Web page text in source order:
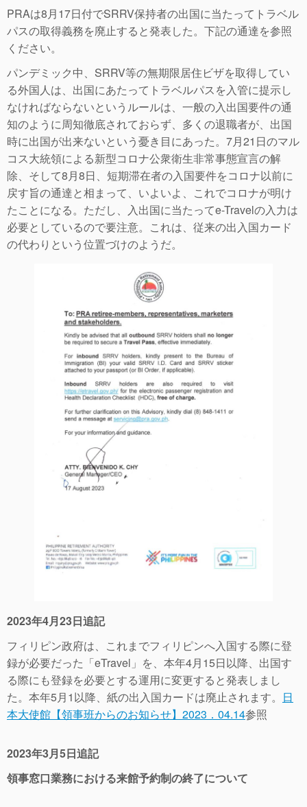
PRAは8月17日付でSRRV保持者の出国に当たってトラベル
パスの取得義務を廃止すると発表した。下記の通達を参照
ください。
パンデミック中、SRRV等の無期限居住ビザを取得してい
る外国人は、出国にあたってトラベルパスを入管に提示し
なければならないというルールは、一般の入出国要件の通
知のように周知徹底されておらず、多くの退職者が、出国
時に出国が出来ないという憂き目にあった。7月21日のマル
コス大統領による新型コロナ公衆衛生非常事態宣言の解
除、そして8月8日、短期滞在者の入国要件をコロナ以前に
戻す旨の通達と相まって、いよいよ、これでコロナが明け
たことになる。ただし、入出国に当たってe-Travelの入力は
必要としているので要注意。これは、従来の出入国カード
の代わりという位置づけのようだ。
2023年4月23日追記
フィリピン政府は、これまでフィリピンへ入国する際に登
録が必要だった「eTravel」を、本年4月15日以降、出国す
る際にも登録を必要とする運用に変更すると発表しまし
た。本年5月1以降、紙の出入国カードは廃止されます。 日
本大使館【領事班からのお知らせ】2023．04.14参照
2023年3月5日追記
領事窓口業務における来館予約制の終了について